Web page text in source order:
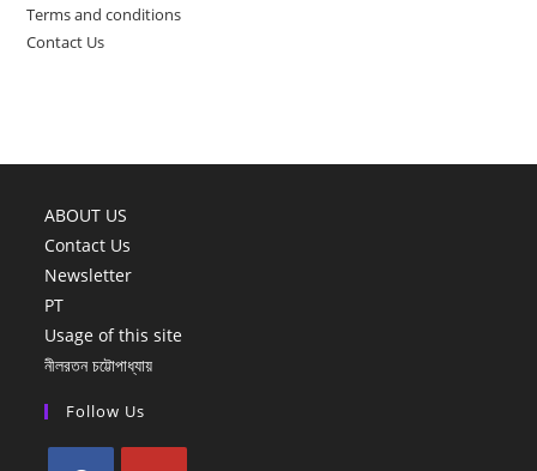
Terms and conditions
Contact Us
ABOUT US
Contact Us
Newsletter
PT
Usage of this site
নীলরতন চট্টোপাধ্যায়
Follow Us